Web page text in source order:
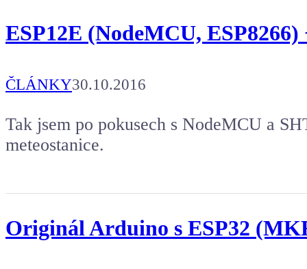
ESP12E (NodeMCU, ESP8266)
ČLÁNKY30.10.2016
Tak jsem po pokusech s NodeMCU a
meteostanice.
Originál Arduino s ESP32